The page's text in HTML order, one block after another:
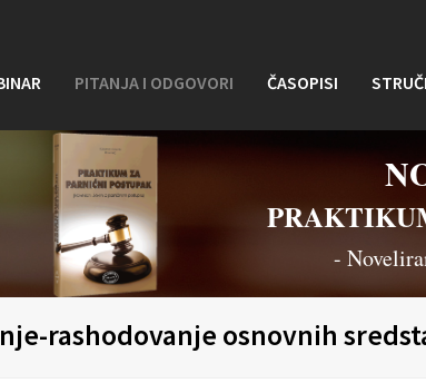
PITANJA I ODGOVORI ČASOPISI
-
rashodovanje osnovnih